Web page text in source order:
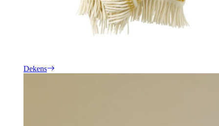
Dekens